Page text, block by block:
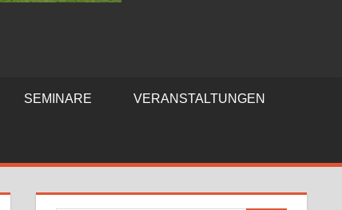
SEMINARE VERANSTALTUNGEN